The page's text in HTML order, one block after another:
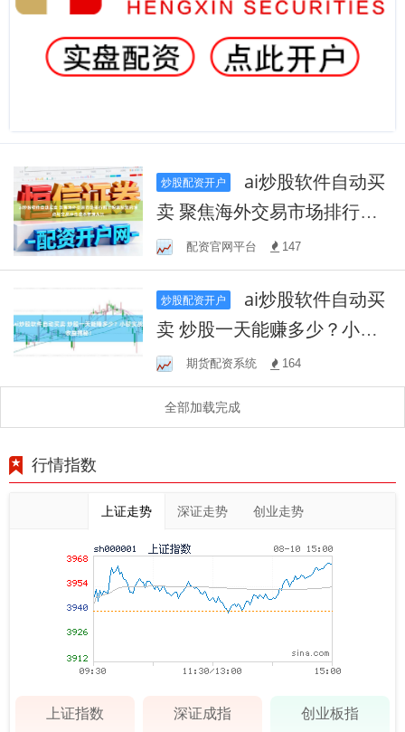
炒股配资开户
卖 聚焦海外交易市场排行前
十股票配资的滑点与交易冲
击成本管理从长
配资官网平台 147
炒股配资开户
卖 炒股一天能赚多少？小额
实战收益揭秘！
期货配资系统 164
全部加载完成
行情指数
上证走势 深证走势 创业走势
上证指数 深证成指 创业板指